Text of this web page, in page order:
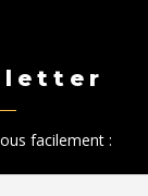
facilement :